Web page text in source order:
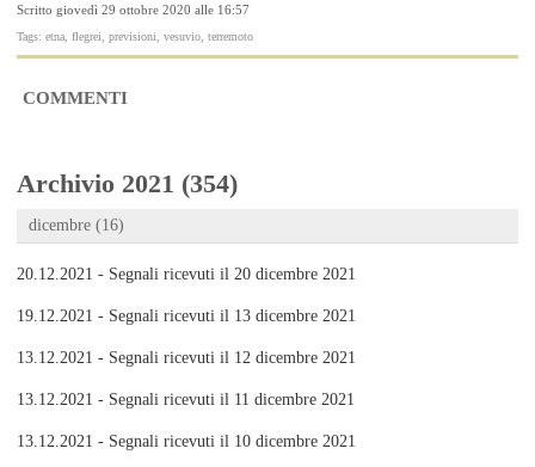
Scritto giovedì 29 ottobre 2020 alle 16:57
Tags: etna, flegrei, previsioni, vesuvio, terremoto
COMMENTI
Archivio 2021 (354)
dicembre (16)
20.12.2021 - Segnali ricevuti il 20 dicembre 2021
19.12.2021 - Segnali ricevuti il 13 dicembre 2021
13.12.2021 - Segnali ricevuti il 12 dicembre 2021
13.12.2021 - Segnali ricevuti il 11 dicembre 2021
13.12.2021 - Segnali ricevuti il 10 dicembre 2021